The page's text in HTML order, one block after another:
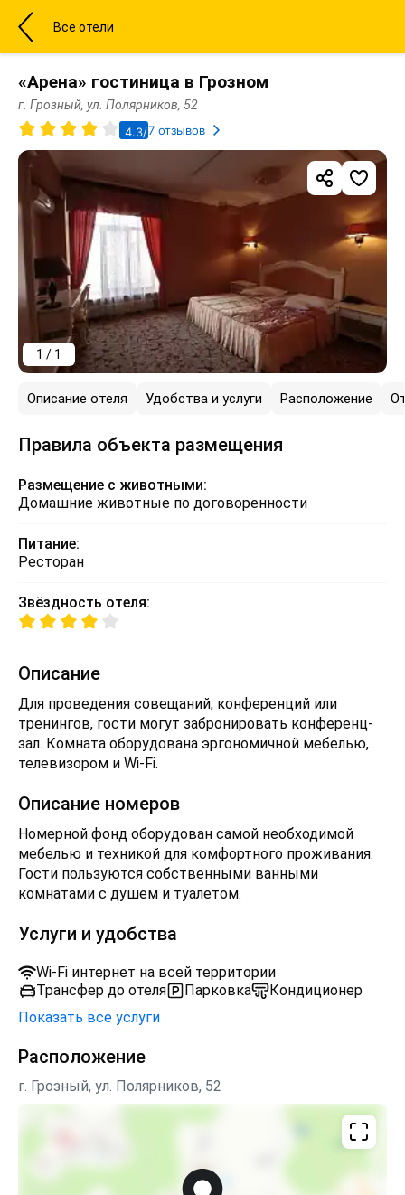
Все отели
«Арена» гостиница в Грозном
г. Грозный, ул. Полярников, 52
4.3/57 отзывов
1 / 1
Описание отеля Удобства и услуги Расположение
Правила объекта размещения
Размещение с животными:
Домашние животные по договоренности
Питание:
Ресторан
Звёздность отеля:
Описание
Для проведения совещаний, конференций или
тренингов, гости могут забронировать конференц-
зал. Комната оборудована эргономичной мебелью,
телевизором и Wi-Fi.
Описание номеров
Номерной фонд оборудован самой необходимой
мебелью и техникой для комфортного проживания.
Гости пользуются собственными ванными
комнатами с душем и туалетом.
Услуги и удобства
Wi-Fi интернет на всей территории
Трансфер до отеля
Парковка
Кондиционер
Показать все услуги
Расположение
г. Грозный, ул. Полярников, 52